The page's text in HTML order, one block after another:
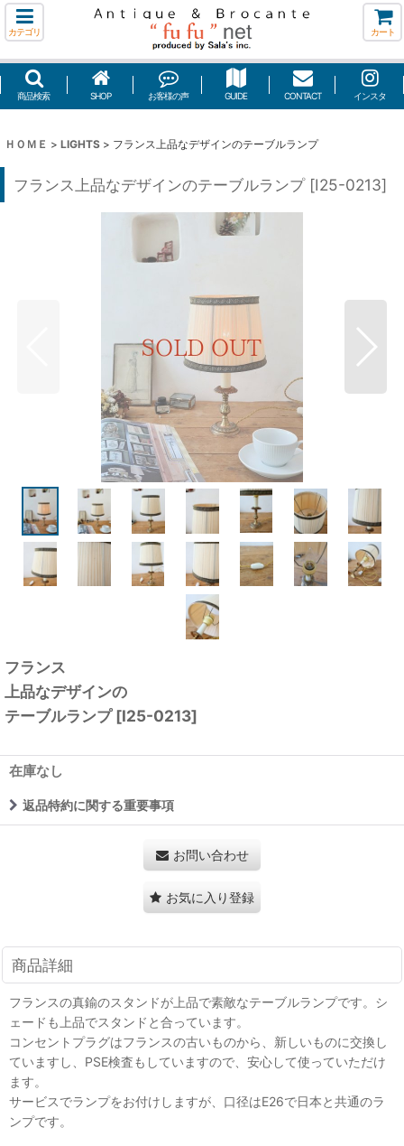
カテゴリ カート
商品検索 SHOP お客様の声 GUIDE CONTACT インスタ
ＨＯＭＥ > LIGHTS > フランス上品なデザインのテーブルランプ
フランス上品なデザインのテーブルランプ [I25-0213]
フランス
上品なデザインの
テーブルランプ [I25-0213]
在庫なし
返品特約に関する重要事項
お問い合わせ
お気に入り登録
商品詳細
フランスの真鍮のスタンドが上品で素敵なテーブルランプです。シ
ェードも上品でスタンドと合っています。
コンセントプラグはフランスの古いものから、新しいものに交換し
ていますし、PSE検査もしていますので、安心して使っていただけ
ます。
サービスでランプをお付けしますが、口径はE26で日本と共通のラ
ンプです。